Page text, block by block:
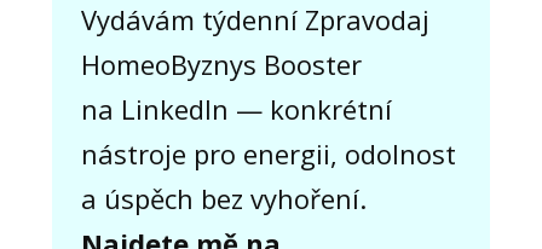
Vydávám týdenní Zpravodaj
HomeoByznys Booster
na LinkedIn — konkrétní
nástroje pro energii, odolnost
a úspěch bez vyhoření.